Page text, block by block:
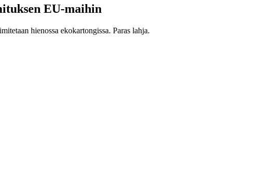
EU-maihin
hienossa ekokartongissa. Paras lahja.